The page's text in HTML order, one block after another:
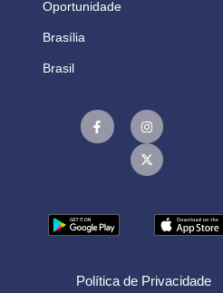
Oportunidade
Brasília
Brasil
Política de Privacidade